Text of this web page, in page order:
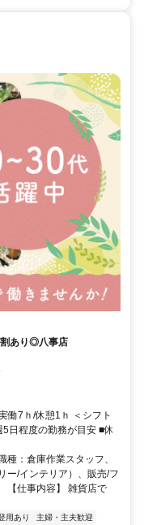
割あり◎八事店
働7ｈ/休憩1ｈ ＜シフト
日程度の勤務が目安 ■休
：倉庫作業スタッフ、
ー/インテリア）、販売/フ
【仕事内容】 雑貨店で
用あり
主婦・主夫歓迎